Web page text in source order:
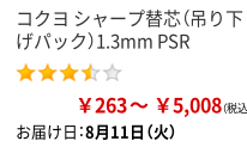
コクヨ シャープ替芯（吊り下
げパック）1.3mm PSR
￥263 ￥5,008
お届け日：8月11日（火）